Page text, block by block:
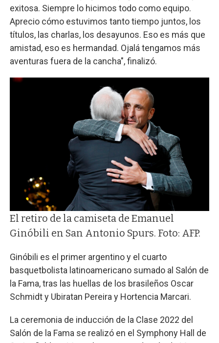
exitosa. Siempre lo hicimos todo como equipo.
Aprecio cómo estuvimos tanto tiempo juntos, los
títulos, las charlas, los desayunos. Eso es más que
amistad, eso es hermandad. Ojalá tengamos más
aventuras fuera de la cancha", finalizó.
El retiro de la camiseta de Emanuel
Ginóbili en San Antonio Spurs. Foto: AFP.
Ginóbili es el primer argentino y el cuarto
basquetbolista latinoamericano sumado al Salón de
la Fama, tras las huellas de los brasileños Oscar
Schmidt y Ubiratan Pereira y Hortencia Marcari.
La ceremonia de inducción de la Clase 2022 del
Salón de la Fama se realizó en el Symphony Hall de